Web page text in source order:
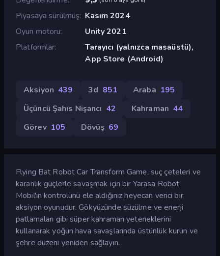
Piyasaya sürülmüş Kasım 2024
Oyun motoru
Unity 2021
Platformlar
Tarayıcı (yalnızca masaüstü),
App Store (Android)
Aksiyon 439 3d 851 Araba 195
Üçüncü Şahıs Nişancı 42 Kahraman 44
Görev 105 Dövüş 69
Flying Bat Robot Car Transform Game, suç çeteleri ve
karanlık güçlerle savaşmak için bir Yarasa Robot
Mobil'in kontrolünü ele aldığınız heyecan verici bir
aksiyon oyunudur. Gökyüzünde süzülme ve enerji
patlamaları gibi süper kahraman yeteneklerini
kullanarak yoğun hava savaşlarında üstünlük kurun ve
şehre düzeni yeniden sağlayın.